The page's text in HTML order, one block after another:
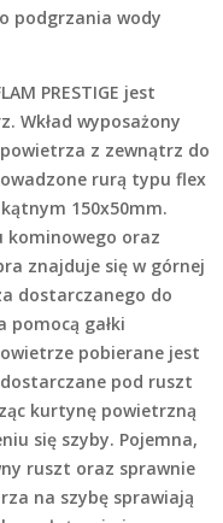
podgrzania wody
PRESTIGE jest
Wkład wyposażony
z zewnątrz do
rurą typu flex
150x50mm.
kominowego oraz
znajduje się w górnej
dostarczanego do
gałki
pobierane jest
pod ruszt
kurtynę powietrzną
się szyby. Pojemna,
ruszt oraz sprawnie
na szybę sprawiają